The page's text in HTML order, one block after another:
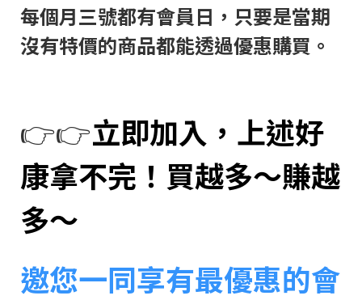
每個月三號都有會員日，只要是當期
沒有特價的商品都能透過優惠購買。
👉👉立即加入，上述好
康拿不完！買越多～賺越
多～
邀您一同享有最優惠的會